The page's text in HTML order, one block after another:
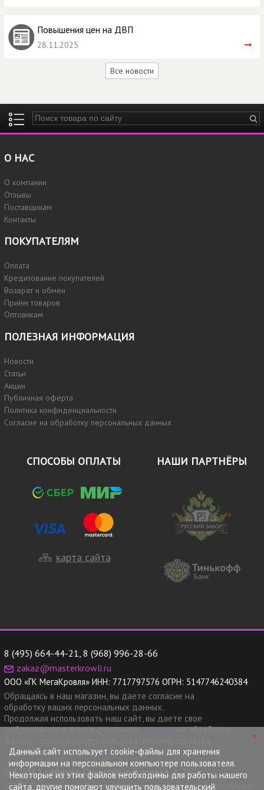
Повышения цен на ДВП
28.11.2025
Все новости
Данный сайт использует cookie-файлы для хранения
информации на персональном компьютере пользователя.
Некоторые из этих файлов необходимы для работы нашего
сайта, другие помогают улучшить пользовательский
x
Введите ключевые слова для поиска
О НАС
О компании
Отзывы
Поставщикам
Контакты
ПОКУПАТЕЛЯМ
Оплата
Кредитование покупателей
Возврат и обмен
Приём товаров
Оптовикам
ПОЛЕЗНАЯ ИНФОРМАЦИЯ
Новости
Статьи
Акции
Публичная оферта
Политика конфиденциальности
Согласие на обработку персональных данных
СПОСОБЫ ОПЛАТЫ
карта сайта
НАШИ ПАРТНЁРЫ
8 (495) 664-44-21 8 (968) 996-28-66
zakaz@masterkrowli.ru
ООО «ГК МегаКровля» ИНН: 7717797576 ОГРН: 5147746240384
Обращаясь в наш магазин, вы даете согласие на
обработку ваших персональных данных.
Продолжая использовать наш сайт, вы даете свое
добровольное и ясно выраженноесогласиена обработку
соответствии сПолитикой конфиденциальности.
125362, г. Москва, Строительный проезд, д. 7А
Данный интернет сайт носит исключительно информационный